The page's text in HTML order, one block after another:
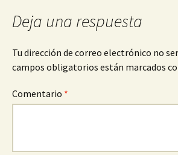
Deja una respuesta
Tu dirección de correo electrónico no
campos obligatorios están marcados
Comentario *